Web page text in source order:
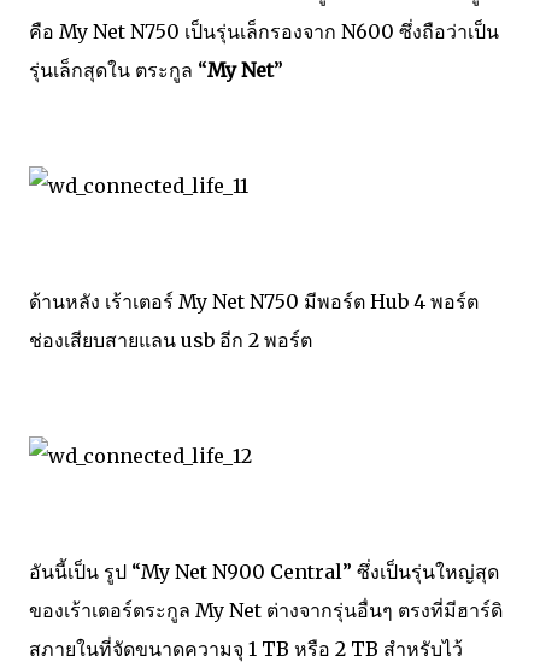
คือ My Net N750 เป็นรุ่นเล็กรองจาก N600 ซึ่งถือว่าเป็น
รุ่นเล็กสุดใน ตระกูล “My Net”
ด้านหลัง เร้าเตอร์ My Net N750 มีพอร์ต Hub 4 พอร์ต
ช่องเสียบสายแลน usb อีก 2 พอร์ต
อันนี้เป็น รูป “My Net N900 Central” ซึ่งเป็นรุ่นใหญ่สุด
ของเร้าเตอร์ตระกูล My Net ต่างจากรุ่นอื่นๆ ตรงที่มีฮาร์ดิ
สภายในที่จัดขนาดความจุ 1 TB หรือ 2 TB สำหรับไว้